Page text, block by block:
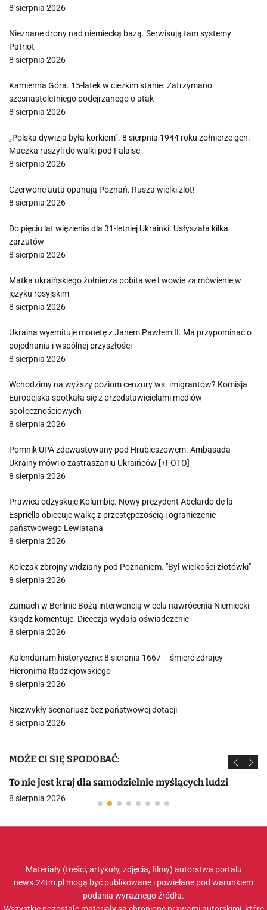
8 sierpnia 2026
Nieznane drony nad niemiecką bazą. Serwisują tam systemy
Patriot
8 sierpnia 2026
Kamienna Góra. 15-latek w cieżkim stanie. Zatrzymano
szesnastoletniego podejrzanego o atak
8 sierpnia 2026
„Polska dywizja była korkiem”. 8 sierpnia 1944 roku żołnierze gen.
Maczka ruszyli do walki pod Falaise
8 sierpnia 2026
Czerwone auta opanują Poznań. Rusza wielki zlot!
8 sierpnia 2026
Do pięciu lat więzienia dla 31-letniej Ukrainki. Usłyszała kilka
zarzutów
8 sierpnia 2026
Matka ukraińskiego żołnierza pobita we Lwowie za mówienie w
języku rosyjskim
8 sierpnia 2026
Ukraina wyemituje monetę z Janem Pawłem II. Ma przypominać o
pojednaniu i wspólnej przyszłości
8 sierpnia 2026
Wchodzimy na wyższy poziom cenzury ws. imigrantów? Komisja
Europejska spotkała się z przedstawicielami mediów
społecznościowych
8 sierpnia 2026
Pomnik UPA zdewastowany pod Hrubieszowem. Ambasada
Ukrainy mówi o zastraszaniu Ukraińców [+FOTO]
8 sierpnia 2026
Prawica odzyskuje Kolumbię. Nowy prezydent Abelardo de la
Espriella obiecuje walkę z przestępczością i ograniczenie
państwowego Lewiatana
8 sierpnia 2026
Kolczak zbrojny widziany pod Poznaniem. "Był wielkości złotówki"
8 sierpnia 2026
Zamach w Berlinie Bożą interwencją w celu nawrócenia Niemiecki
ksiądz komentuje. Diecezja wydała oświadczenie
8 sierpnia 2026
Kalendarium historyczne: 8 sierpnia 1667 – śmierć zdrajcy
Hieronima Radziejowskiego
8 sierpnia 2026
Niezwykły scenariusz bez państwowej dotacji
8 sierpnia 2026
MOŻE CI SIĘ SPODOBAĆ:
To nie jest kraj dla samodzielnie myślących ludzi
8 sierpnia 2026
Materiały (treści, artykuły, zdjęcia, filmy) autorstwa portalu
news.24tm.pl mogą być publikowane i powielane pod warunkiem
podania wyraźnego źródła.